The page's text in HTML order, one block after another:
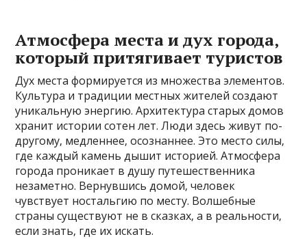
Атмосфера места и дух города‚
который притягивает туристов
Дух места формируется из множества элементов.
Культура и традиции местных жителей создают
уникальную энергию. Архитектура старых домов
хранит истории сотен лет. Люди здесь живут по-
другому‚ медленнее‚ осознаннее. Это место силы‚
где каждый камень дышит историей. Атмосфера
города проникает в душу путешественника
незаметно. Вернувшись домой‚ человек
чувствует ностальгию по месту. Волшебные
страны существуют не в сказках‚ а в реальности‚
если знать‚ где их искать.